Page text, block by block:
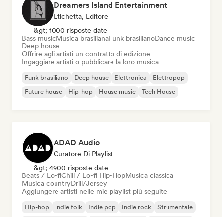
Dreamers Island Entertainment
Etichetta, Editore
&gt; 1000 risposte date
Bass musicMusica brasilianaFunk brasilianoDance music
Deep house
Offrire agli artisti un contratto di edizione
Ingaggiare artisti o pubblicare la loro musica
Funk brasiliano Deep house Elettronica
Elettropop
Future house
Hip-hop House music Tech House
ADAD Audio
Curatore Di Playlist
&gt; 4900 risposte date
Beats / Lo-fiChill / Lo-fi Hip-HopMusica classica
Musica countryDrill/Jersey
Aggiungere artisti nelle mie playlist più seguite
Hip-hop Indie folk Indie pop Indie rock
Strumentale